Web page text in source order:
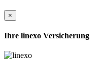
×
Ihre linexo Versicherung